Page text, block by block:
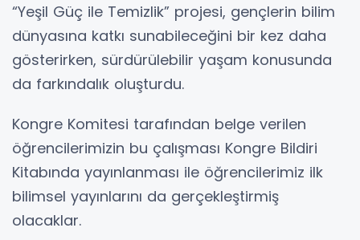
“Yeşil Güç ile Temizlik” projesi, gençlerin bilim
dünyasına katkı sunabileceğini bir kez daha
gösterirken, sürdürülebilir yaşam konusunda
da farkındalık oluşturdu.
Kongre Komitesi tarafından belge verilen
öğrencilerimizin bu çalışması Kongre Bildiri
Kitabında yayınlanması ile öğrencilerimiz ilk
bilimsel yayınlarını da gerçekleştirmiş
olacaklar.